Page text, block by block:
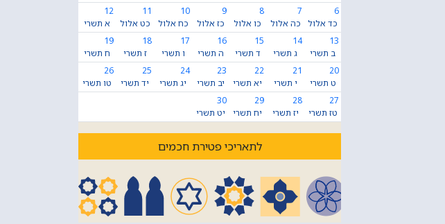
6
כד אלול
7
כה אלול
8
כו אלול
9
כז אלול
10
כח אלול
11
כט אלול
12
א תשרי
13
ב תשרי
14
ג תשרי
15
ד תשרי
16
ה תשרי
17
ו תשרי
18
ז תשרי
19
ח תשרי
20
ט תשרי
21
י תשרי
22
יא תשרי
23
יב תשרי
24
יג תשרי
25
יד תשרי
26
טו תשרי
27
טז תשרי
28
יז תשרי
29
יח תשרי
30
יט תשרי
לתאריכי פטירת חכמים